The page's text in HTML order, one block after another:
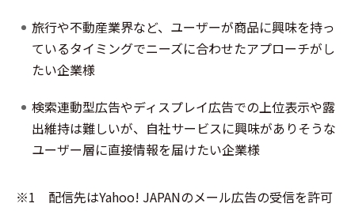
旅行や不動産業界など、ユーザーが商品に興味を持っ
ているタイミングでニーズに合わせたアプローチがし
たい企業様
検索連動型広告やディスプレイ広告での上位表示や露
出維持は難しいが、自社サービスに興味がありそうな
ユーザー層に直接情報を届けたい企業様
※1 配信先はYahoo! JAPANのメール広告の受信を許可